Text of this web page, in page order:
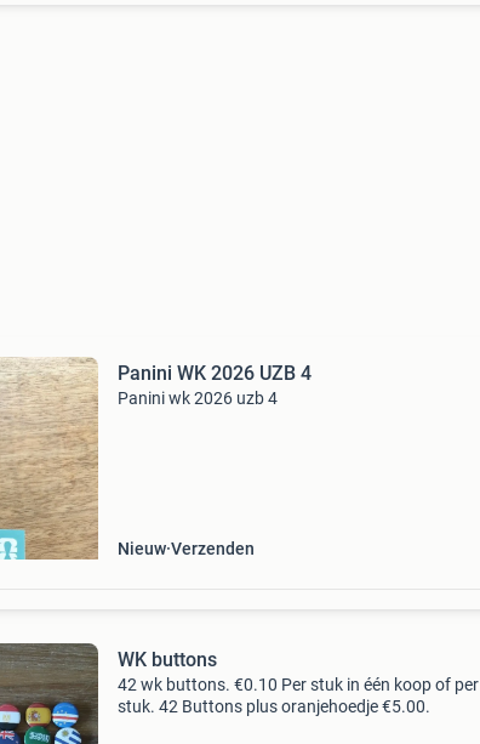
Panini WK 2026 UZB 4
Panini wk 2026 uzb 4
Nieuw Verzenden
WK buttons
42 wk buttons. €0.10 Per stuk in één koop of per
stuk. 42 Buttons plus oranjehoedje €5.00.